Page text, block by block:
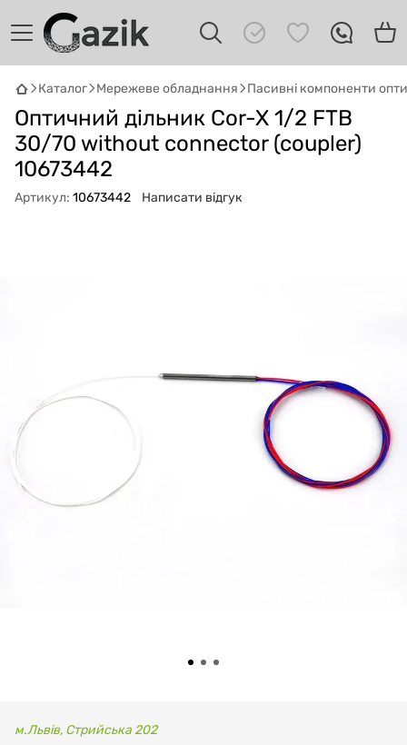
Каталог Мережеве обладнання Пасивні компоненти
Оптичний дільник Cor-X 1/2 FTB
30/70 without connector (coupler)
10673442
Артикул: 10673442 Написати відгук
м.Львів, Стрийська 202
GAZIKAI
Онлайн · пошук техніки
Привіт! 👋 Я Gazik AI — допоможу
підібрати вживану комп'ютерну техніку.
Що шукаєш?